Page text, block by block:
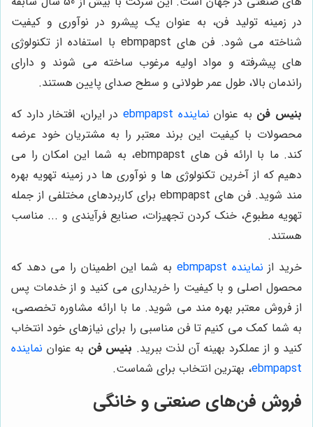
در زمینه تولید فن، به عنوان یک پیشرو در نوآوری و کیفیت
شناخته می شود. فن های ebmpapst با استفاده از تکنولوژی
های پیشرفته و مواد اولیه مرغوب ساخته می شوند و دارای
راندمان بالا، طول عمر طولانی و سطح صدای پایین هستند.
بنیس فن به عنوان نماینده ebmpapst
در ایران، افتخار دارد که
محصولات با کیفیت این برند معتبر را به مشتریان خود عرضه
کند. ما با ارائه فن های ebmpapst، به شما این امکان را می
دهیم که از آخرین تکنولوژی ها و نوآوری ها در زمینه تهویه بهره
مند شوید. فن های ebmpapst برای کاربردهای مختلفی از جمله
تهویه مطبوع، خنک کردن تجهیزات، صنایع فرآیندی و ... مناسب
هستند.
خرید از نماینده ebmpapst
به شما این اطمینان را می دهد که
محصول اصلی و با کیفیت را خریداری می کنید و از خدمات پس
از فروش معتبر بهره مند می شوید. ما با ارائه مشاوره تخصصی،
به شما کمک می کنیم تا فن مناسبی را برای نیازهای خود انتخاب
کنید و از عملکرد بهینه آن لذت ببرید. بنیس فن به عنوان نماینده
ebmpapst، بهترین انتخاب برای شماست.
فروش فن‌های صنعتی و خانگی